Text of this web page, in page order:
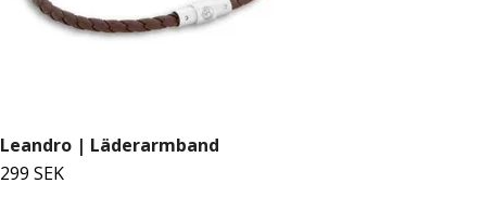
Leandro | Läderarmband
299 SEK